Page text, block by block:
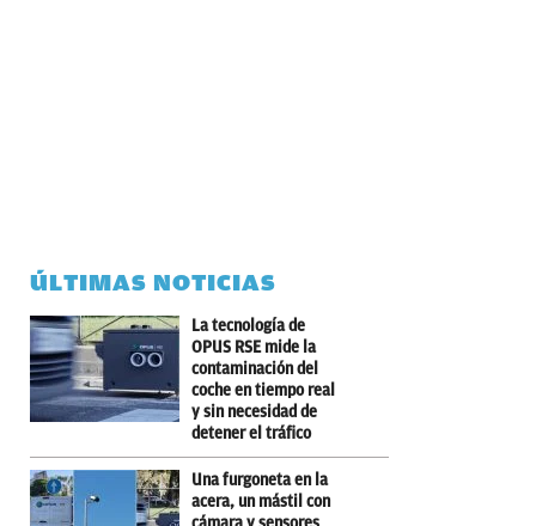
ÚLTIMAS NOTICIAS
La tecnología de
OPUS RSE mide la
contaminación del
coche en tiempo real
y sin necesidad de
detener el tráfico
Una furgoneta en la
acera, un mástil con